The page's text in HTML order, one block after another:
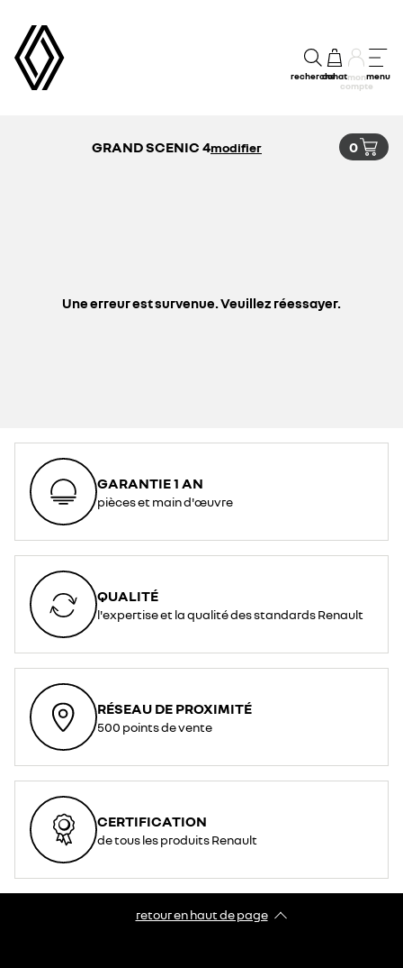
rechercheachatmon
compte
menu
GRAND SCENIC 4modifier 0
Une erreur est survenue. Veuillez réessayer.
GARANTIE 1 AN
pièces et main d'œuvre
QUALITÉ
l'expertise et la qualité des standards Renault
RÉSEAU DE PROXIMITÉ
500 points de vente
CERTIFICATION
de tous les produits Renault
retour en haut de page​